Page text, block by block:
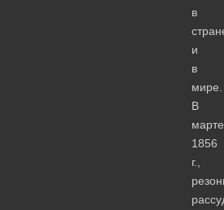
в
и
в
мире.
В
марте
1856
г.,